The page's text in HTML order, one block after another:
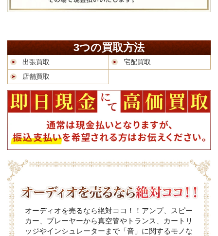
3つの買取方法
出張買取
宅配買取
店舗買取
オーディオを売るなら絶対ココ！！アンプ、スピー
カー、プレーヤーから真空管やトランス、カートリ
ッジやインシュレーターまで「音」に関するモノな